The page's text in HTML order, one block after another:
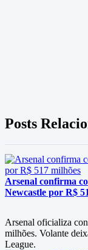
Posts
Arsenal confirma
Newcastle por R$
Arsenal oficializa
milhões. Volante
League.